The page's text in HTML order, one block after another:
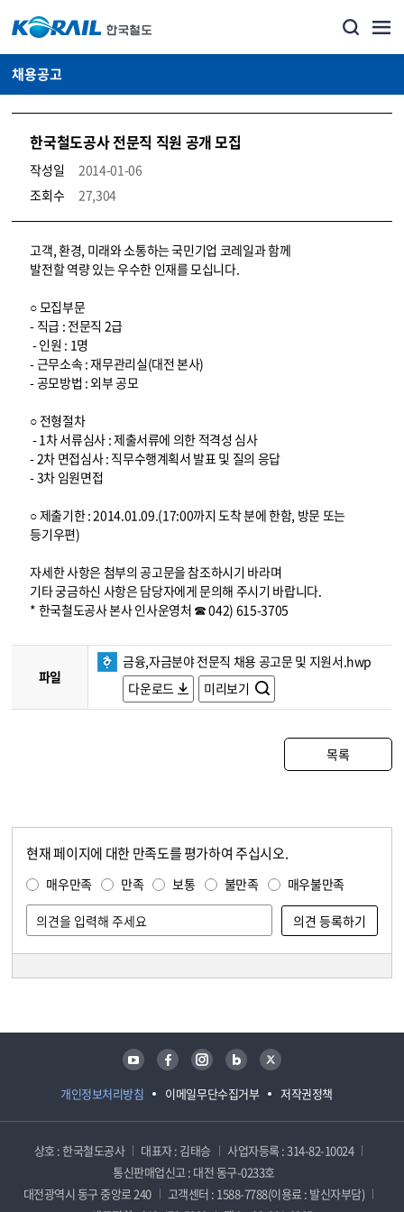
채용공고
한국철도공사 전문직 직원 공개 모집
작성일
2014-01-06
조회수
27,304
코레일소개_경영공시_채용공고 상세보기 – 내용, 파일, 담당자 연락처로 구성
고객, 환경, 미래와 소통하는 국민기업 코레일과 함께
발전할 역량 있는 우수한 인재를 모십니다.
○ 모집부문
- 직급 : 전문직 2급
- 인원 : 1명
- 근무소속 : 재무관리실(대전 본사)
- 공모방법 : 외부 공모
○ 전형절차
- 1차 서류심사 : 제출서류에 의한 적격성 심사
- 2차 면접심사 : 직무수행계획서 발표 및 질의 응답
- 3차 임원면접
○ 제출기한 : 2014.01.09.(17:00까지 도착 분에 한함, 방문 또는
등기우편)
자세한 사항은 첨부의 공고문을 참조하시기 바라며
기타 궁금하신 사항은 담당자에게 문의해 주시기 바랍니다.
* 한국철도공사 본사 인사운영처 ☎ 042) 615-3705
파일
금융,자금분야 전문직 채용 공고문 및 지원서.hwp
다운로드
미리보기
목록
현재 페이지에 대한 만족도를 평가하여 주십시오.
매우만족 만족 보통 불만족 매우불만족
개인정보처리방침 이메일무단수집거부 저작권정책
유튜브 페이스북 인스타그램 블로그 트위터
상호 : 한국철도공사 대표자 : 김태승
사업자등록 : 314-82-10024
통신판매업신고 : 대전 동구-0233호
대전광역시 동구 중앙로 240
고객센터 : 1588-7788(이용료 : 발신자부담)